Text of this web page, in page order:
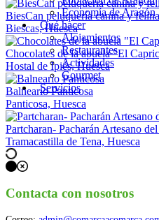
Economía de Aragón
Qué hacer
Alojamientos
Restaurantes
Actividades
Gourmet
Servicios
BiesCan peluquería canina y felina
Biescas, Huesca
Chocolates de la abuela "El
Hostal de Ipiés, Huesca
Balneario Panticosa
Panticosa, Huesca
Partcharan- Pacharán Artesano
Tramacastilla de Tena, Huesca
Navegación
de
los
puestos
Contacta con nosotros